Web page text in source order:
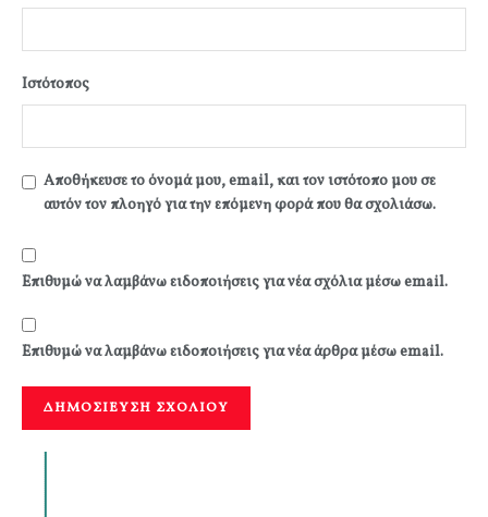
Ιστότοπος
Αποθήκευσε το όνομά μου, email, και τον ιστότοπο μου σε
αυτόν τον πλοηγό για την επόμενη φορά που θα σχολιάσω.
Επιθυμώ να λαμβάνω ειδοποιήσεις για νέα σχόλια μέσω email.
Επιθυμώ να λαμβάνω ειδοποιήσεις για νέα άρθρα μέσω email.